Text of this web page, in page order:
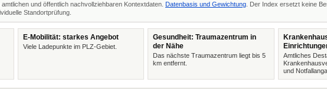
und öffentlich nachvollziehbaren Kontextdaten. Datenbasis und Gewichtung . Der Index ersetzt keine
Standortprüfung.
E-Mobilität: starkes Angebot
Viele Ladepunkte im PLZ-Gebiet.
Gesundheit: Traumazentrum in
der Nähe
Das nächste Traumazentrum liegt bis 5
km entfernt.
Amtliches
und